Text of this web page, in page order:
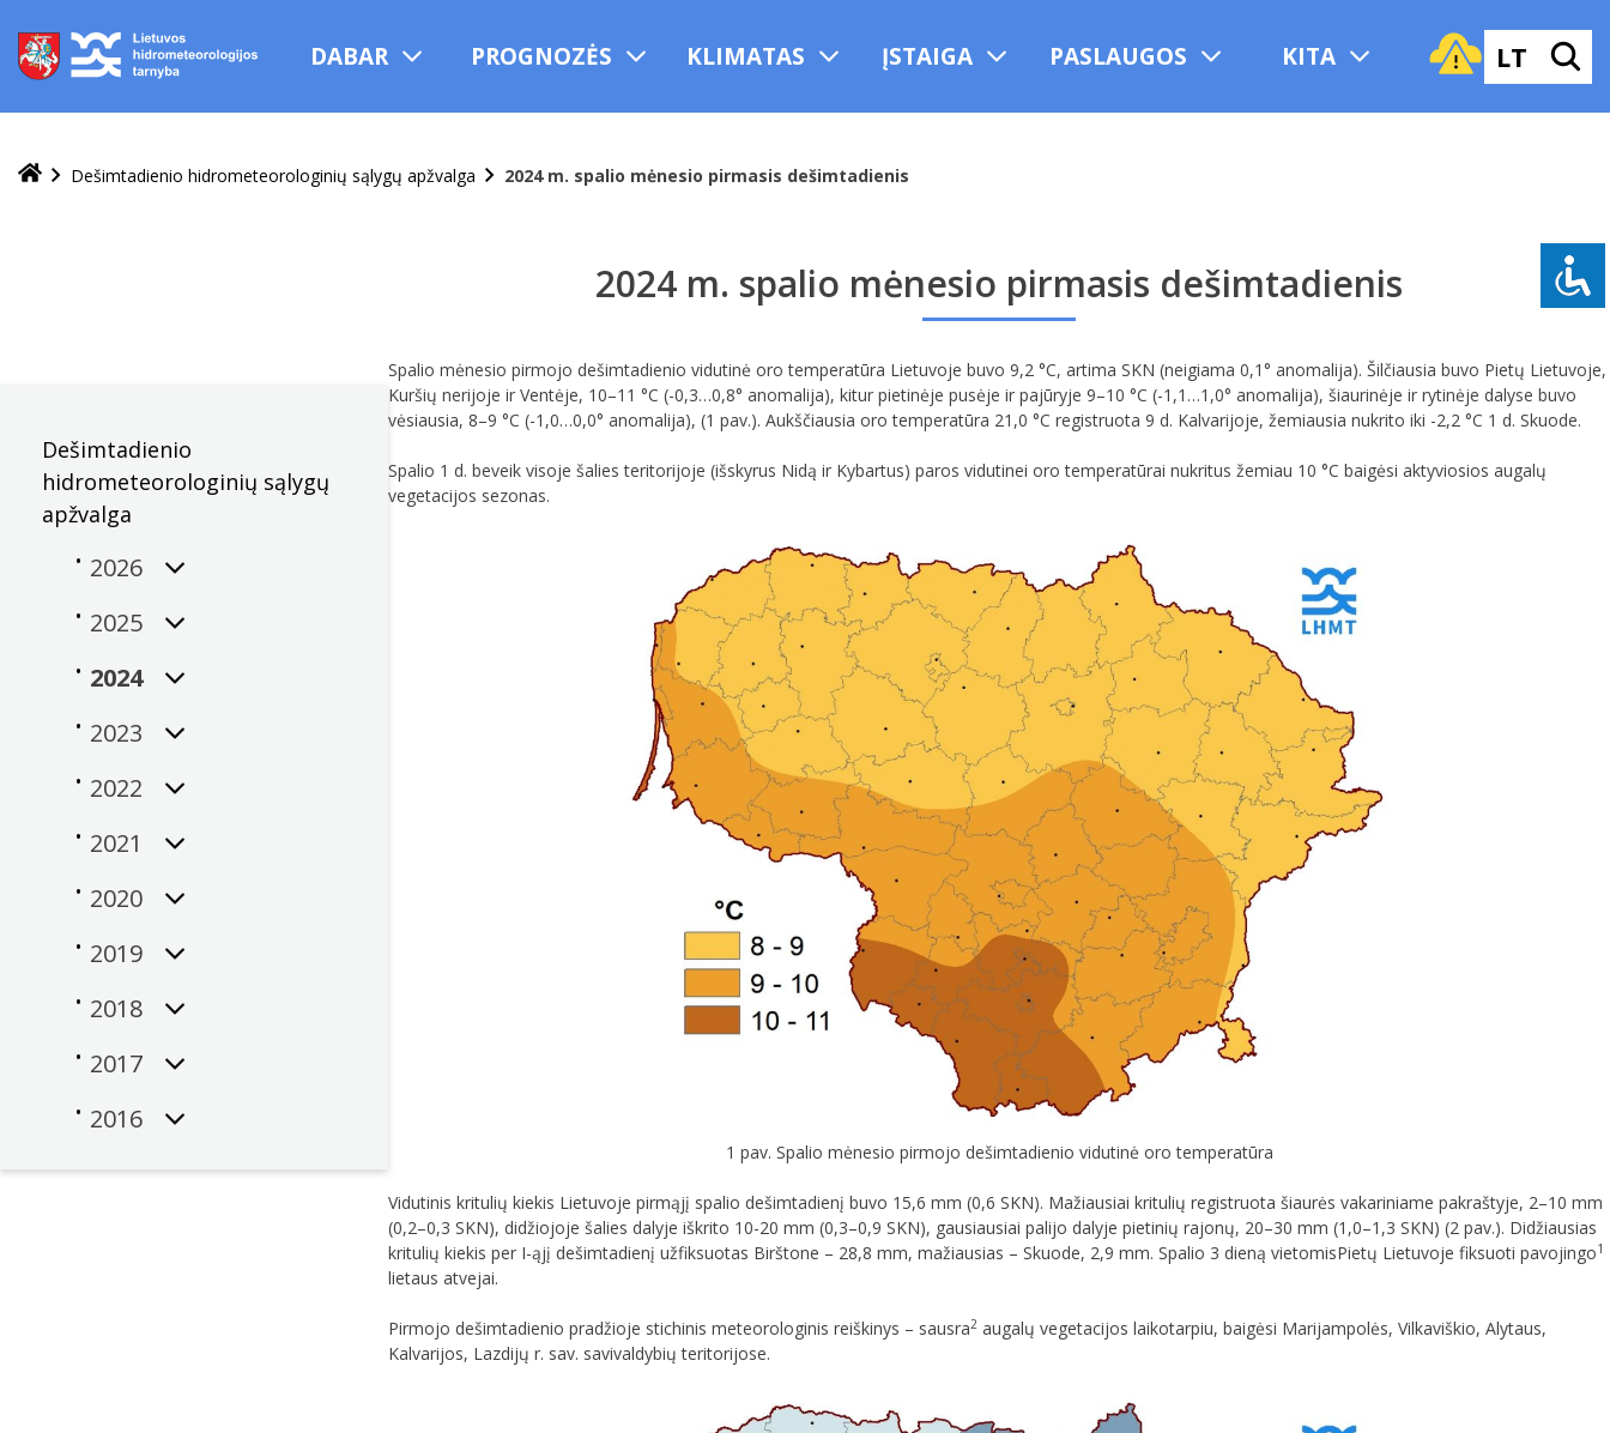
pereiti
turinį
DABAR PROGNOZĖS KLIMATAS ĮSTAIGA PASLAUGOS KITA LT
Dešimtadienio hidrometeorologinių sąlygų apžvalga 2024 m. spalio mėnesio pirmasis dešimtadienis
Dešimtadienio
hidrometeorologinių sąlygų
apžvalga
2026
2025
2024
2023
2022
2021
2020
2019
2018
2017
2016
2024 m. spalio mėnesio pirmasis dešimtadienis
Spalio mėnesio pirmojo dešimtadienio vidutinė oro temperatūra Lietuvoje buvo 9,2 °C, artima SKN (neigiama 0,1° anomalija). Šilčiausia buvo Pietų Lietuvoje,
Kuršių nerijoje ir Ventėje, 10–11 °C (-0,3…0,8° anomalija), kitur pietinėje pusėje ir pajūryje 9–10 °C (-1,1…1,0° anomalija), šiaurinėje ir rytinėje dalyse buvo
vėsiausia, 8–9 °C (-1,0…0,0° anomalija), (1 pav.). Aukščiausia oro temperatūra 21,0 °C registruota 9 d. Kalvarijoje, žemiausia nukrito iki -2,2 °C 1 d. Skuode.
Spalio 1 d. beveik visoje šalies teritorijoje (išskyrus Nidą ir Kybartus) paros vidutinei oro temperatūrai nukritus žemiau 10 °C baigėsi aktyviosios augalų
vegetacijos sezonas.
1 pav. Spalio mėnesio pirmojo dešimtadienio vidutinė oro temperatūra
Vidutinis kritulių kiekis Lietuvoje pirmąjį spalio dešimtadienį buvo 15,6 mm (0,6 SKN). Mažiausiai kritulių registruota šiaurės vakariniame pakraštyje, 2–10 mm
(0,2–0,3 SKN), didžiojoje šalies dalyje iškrito 10-20 mm (0,3–0,9 SKN), gausiausiai palijo dalyje pietinių rajonų, 20–30 mm (1,0–1,3 SKN) (2 pav.). Didžiausias
kritulių kiekis per I-ąjį dešimtadienį užfiksuotas Birštone – 28,8 mm, mažiausias – Skuode, 2,9 mm. Spalio 3 dieną vietomisPietų Lietuvoje fiksuoti pavojingo1
lietaus atvejai.
Pirmojo dešimtadienio pradžioje stichinis meteorologinis reiškinys – sausra2 augalų vegetacijos laikotarpiu, baigėsi Marijampolės, Vilkaviškio, Alytaus,
Kalvarijos, Lazdijų r. sav. savivaldybių teritorijose.